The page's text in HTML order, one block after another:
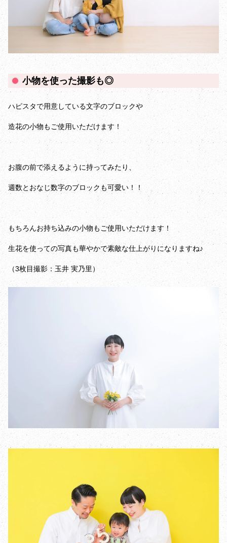
小物を使った撮影も◎
ハピスタで用意している文字のブロックや
造花の小物もご使用いただけます！
お腹の前で添えるように持ってみたり、
週数とおなじ数字のブロックも可愛い！！
もちろんお持ち込みの小物もご使用いただけます！
生花を使っての写真も華やかで素敵な仕上がりになりますね♪
（3枚目撮影：玉井 実乃里）